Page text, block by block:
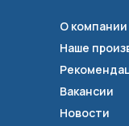
О компании
Наше
Вакансии
Новости